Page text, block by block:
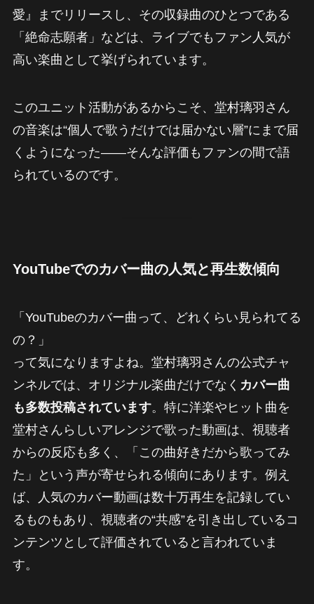
愛』までリリースし、その収録曲のひとつである
「絶命志願者」などは、ライブでもファン人気が
高い楽曲として挙げられています。
このユニット活動があるからこそ、堂村璃羽さん
の音楽は“個人で歌うだけでは届かない層”にまで届
くようになった――そんな評価もファンの間で語
られているのです。
YouTubeでのカバー曲の人気と再生数傾向
「YouTubeのカバー曲って、どれくらい見られてる
の？」
って気になりますよね。堂村璃羽さんの公式チャ
ンネルでは、オリジナル楽曲だけでなく カバー曲
も多数投稿されています。特に洋楽やヒット曲を
堂村さんらしいアレンジで歌った動画は、視聴者
からの反応も多く、「この曲好きだから歌ってみ
た」という声が寄せられる傾向にあります。例え
ば、人気のカバー動画は数十万再生を記録してい
るものもあり、視聴者の“共感”を引き出しているコ
ンテンツとして評価されていると言われていま
す。